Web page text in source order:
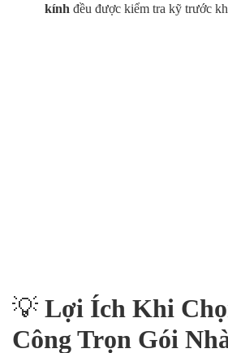
kính đều được kiểm tra kỹ trước
💡 Lợi Ích Khi
Công Trọn Gói